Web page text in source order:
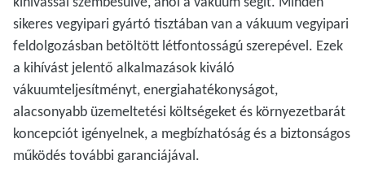
sikeres vegyipari gyártó tisztában van a vákuum vegyipari
feldolgozásban betöltött létfontosságú szerepével. Ezek
a kihívást jelentő alkalmazások kiváló
vákuumteljesítményt, energiahatékonyságot,
alacsonyabb üzemeltetési költségeket és környezetbarát
koncepciót igényelnek, a megbízhatóság és a biztonságos
működés további garanciájával.